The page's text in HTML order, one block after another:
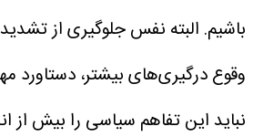
باشیم. البته نفس جلوگیری از
وقوع درگیری‌های بیشتر، دستاورد
نباید این تفاهم سیاسی را بیش از